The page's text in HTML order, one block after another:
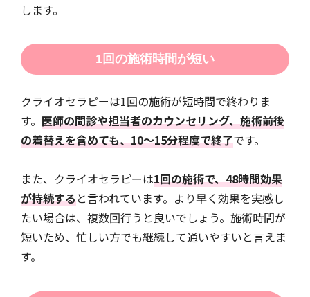
します。
1回の施術時間が短い
クライオセラピーは1回の施術が短時間で終わりま
す。 医師の問診や担当者のカウンセリング、施術前後
の着替えを含めても、10〜15分程度で終了です。
また、クライオセラピーは1回の施術で、48時間効果
が持続すると言われています。より早く効果を実感し
たい場合は、複数回行うと良いでしょう。施術時間が
短いため、忙しい方でも継続して通いやすいと言えま
す。